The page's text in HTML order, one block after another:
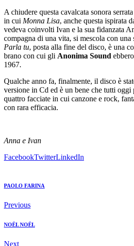
A chiudere questa cavalcata sonora
in cui Monna Lisa, anche questa ispirata
vedeva coinvolti Ivan e la sua fidanzata
compagna di una vita, si mescola con una
Parla tu, posta alla fine del disco, è una
brano con cui gli Anonima Sound
1967.
Qualche anno fa, finalmente, il disco è
versione in Cd ed è un bene che tutti oggi
quattro facciate in cui canzone e rock,
con rara efficacia.
Anna e Ivan
FacebookTwitterLinkedIn
PAOLO FARINA
Previous
NOËL NOËL
Next